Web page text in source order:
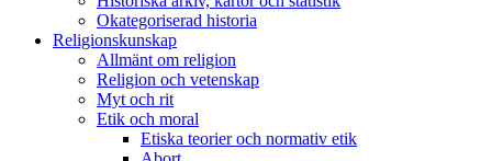
Okategoriserad historia
Religionskunskap
Allmänt om religion
Religion och vetenskap
Myt och rit
Etik och moral
Etiska teorier och normativ etik